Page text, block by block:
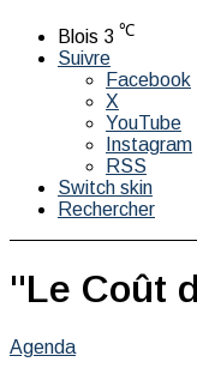
Blois 3 ℃
Suivre
Facebook
X
YouTube
Instagram
RSS
Switch skin
Rechercher
"Le Coût
Agenda